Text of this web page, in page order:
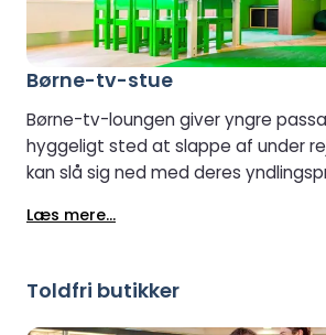
Børne-tv-stue
Børne-tv-loungen giver yngre
hyggeligt sted at slappe af under
kan slå sig ned med deres
pause fra rejsens spænding. Det er
Læs mere...
Toldfri butikker